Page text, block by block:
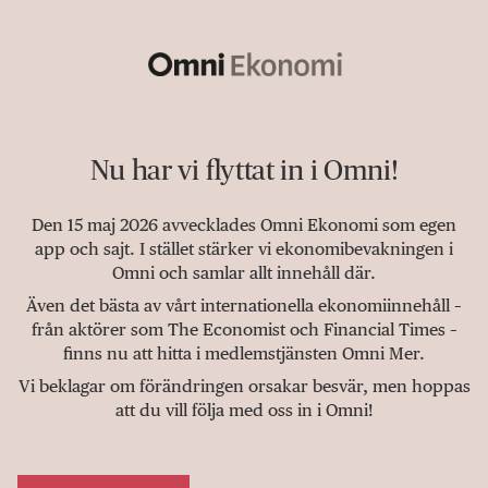
Nu har vi flyttat in i Omni!
Den 15 maj 2026 avvecklades Omni Ekonomi som egen
app och sajt. I stället stärker vi ekonomibevakningen i
Omni och samlar allt innehåll där.
Även det bästa av vårt internationella ekonomiinnehåll –
från aktörer som The Economist och Financial Times –
finns nu att hitta i medlemstjänsten Omni Mer.
Vi beklagar om förändringen orsakar besvär, men hoppas
att du vill följa med oss in i Omni!